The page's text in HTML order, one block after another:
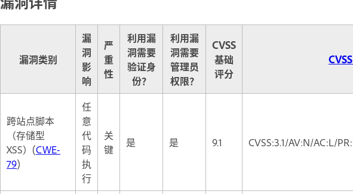
漏洞类别
漏
洞
影
响
严
重
性
利用漏
洞需要
验证身
份？
利用漏
洞需要
管理员
权限？
CVSS
基础
评分
跨站点脚本
（存储型
XSS）(CWE-
79)
任
意
代
码
执
行
关
键
是 是 9.1 CVSS:3.1/AV:N/AC:L/